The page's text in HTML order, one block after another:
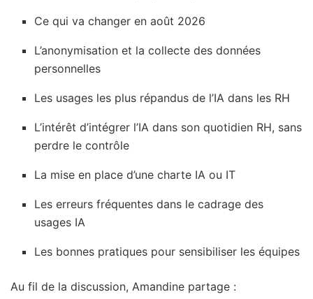
Ce qui va changer en août 2026
L’anonymisation et la collecte des données
personnelles
Les usages les plus répandus de l’IA dans les RH
L’intérêt d’intégrer l’IA dans son quotidien RH, sans
perdre le contrôle
La mise en place d’une charte IA ou IT
Les erreurs fréquentes dans le cadrage des
usages IA
Les bonnes pratiques pour sensibiliser les équipes
Au fil de la discussion, Amandine partage :